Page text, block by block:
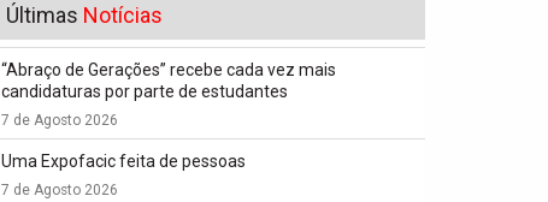
Últimas Notícias
“Abraço de Gerações” recebe cada vez mais
candidaturas por parte de estudantes
7 de Agosto 2026
Uma Expofacic feita de pessoas
7 de Agosto 2026